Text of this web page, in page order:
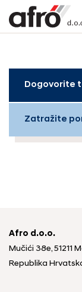
Dogovorite
Zatražite
Afro d.o.o.
Mučići 38e, 51211
Republika